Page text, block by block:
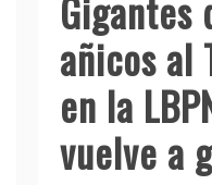
añicos al
en la
vuelve a